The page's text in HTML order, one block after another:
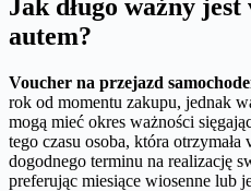
Jak długo ważny
autem?
Voucher na przejazd
rok od momentu zakupu, jednak
mogą mieć okres ważności
tego czasu osoba, która
dogodnego terminu na realizację
preferując miesiące wiosenne lub